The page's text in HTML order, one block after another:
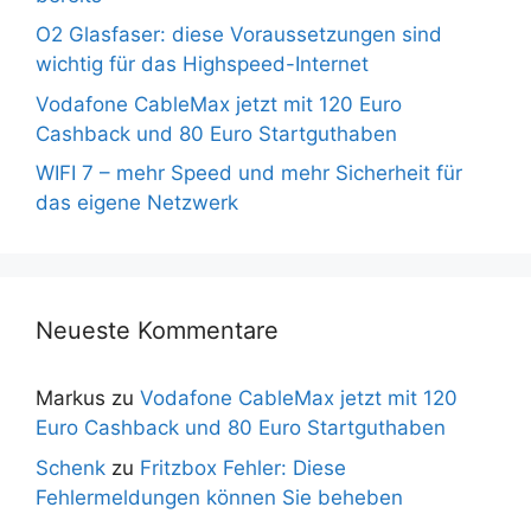
O2 Glasfaser: diese Voraussetzungen sind
wichtig für das Highspeed-Internet
Vodafone CableMax jetzt mit 120 Euro
Cashback und 80 Euro Startguthaben
WIFI 7 – mehr Speed und mehr Sicherheit für
das eigene Netzwerk
Neueste Kommentare
Markus zu Vodafone CableMax jetzt mit 120
Euro Cashback und 80 Euro Startguthaben
Schenk zu Fritzbox Fehler: Diese
Fehlermeldungen können Sie beheben